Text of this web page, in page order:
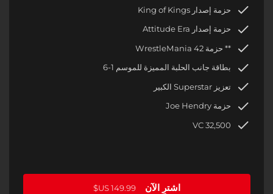
حزمة إصدار King of Kings
حزمة إصدار Attitude Era
** حزمة WrestleMania 42
بطاقة جانب الحلبة المميزة للموسم 1-6
تعزيز Superstar الكبير
حزمة Joe Hendry
32,500 VC
اشترِ الآن ‏149.99 US$